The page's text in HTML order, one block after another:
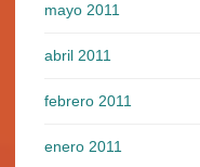
mayo 2011
abril 2011
febrero 2011
enero 2011